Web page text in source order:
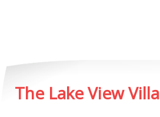
The Lake View Villa